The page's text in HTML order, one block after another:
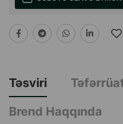
Təsviri
Brend Haqqında